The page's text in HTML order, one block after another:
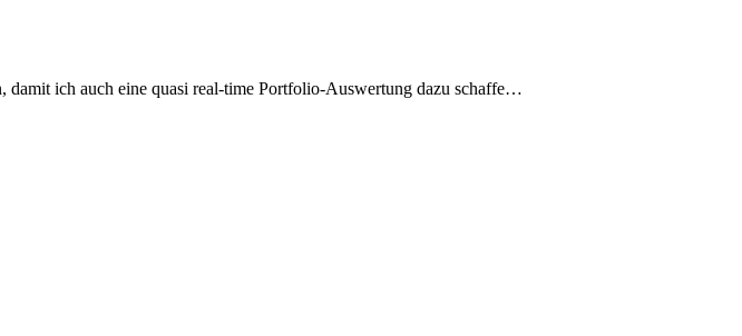
damit ich auch eine quasi real-time Portfolio-Auswertung dazu schaffe…